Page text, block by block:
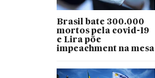
Brasil bate 300.000
mortos pela covid-19
e Lira põe
impeachment na mesa